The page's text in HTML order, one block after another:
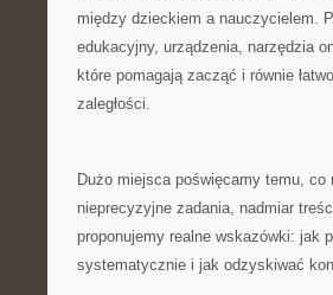
między dzieckiem a nauczycielem.
edukacyjny, urządzenia, narzędzia
które pomagają zacząć i równie
zaległości.
Dużo miejsca poświęcamy temu,
nieprecyzyjne zadania, nadmiar
proponujemy realne wskazówki: jak
systematycznie i jak odzyskiwać